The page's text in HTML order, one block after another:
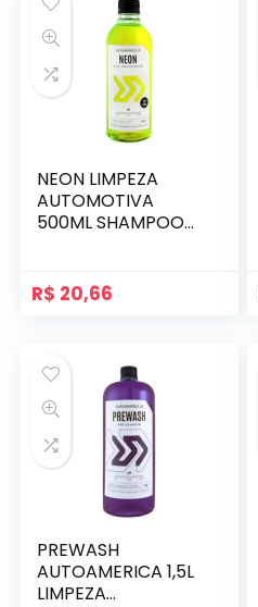
NEON LIMPEZA
AUTOMOTIVA
500ML SHAMPOO
R$ 20,66
PREWASH
AUTOAMERICA 1,5L
LIMPEZA